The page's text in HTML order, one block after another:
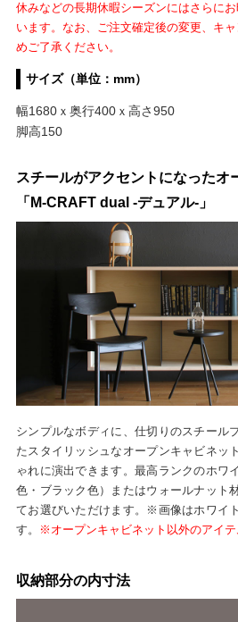
休みなどの長期休暇シーズンにはさらに
います。なお、ご注文確定後の変更、キ
めご了承ください。
サイズ（単位：mm）
幅1680ｘ奥行400ｘ高さ950
脚高150
スチールがアクセントになったオ
「M-CRAFT dual -デュアル-」
シンプルなボディに、仕切りのスチール
たスタイリッシュなオープンキャビネッ
ゃれに演出できます。最高ランクのホワ
色・ブラック色）またはウォールナット
てお選びいただけます。※画像はホワイ
す。
※オープンキャビネット以外のアイテ
収納部分の内寸法